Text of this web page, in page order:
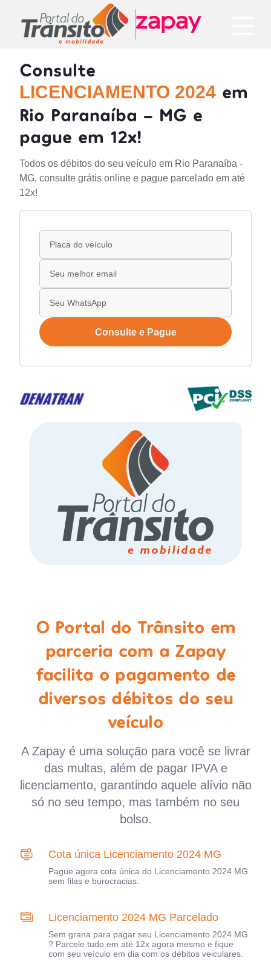
Consulte
LICENCIAMENTO 2024 em
Rio Paranaíba - MG e
pague em 12x!
Todos os débitos do seu veículo em Rio Paranaíba -
MG, consulte grátis online e pague parcelado em até
12x!
Consulte e Pague
O Portal do Trânsito em
parceria com a Zapay
facilita o pagamento de
diversos débitos do seu
veículo
A Zapay é uma solução para você se livrar
das multas, além de pagar IPVA e
licenciamento, garantindo aquele alívio não
só no seu tempo, mas também no seu
bolso.
Cota única Licenciamento 2024 MG
Pague agora cota única do Licenciamento 2024 MG
sem filas e burocracias.
Licenciamento 2024 MG Parcelado
Sem grana para pagar seu Licenciamento 2024 MG
? Parcele tudo em até 12x agora mesmo e fique
com seu veículo em dia com os débitos veiculares.